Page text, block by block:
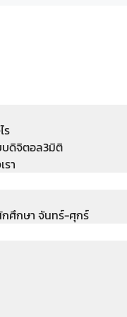
ร
บดิจิตอล3มิติ
รา
กศึกษา จันทร์-ศุกร์